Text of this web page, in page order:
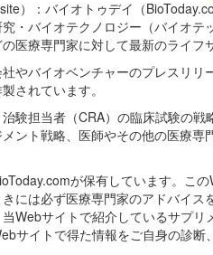
）：バイオトゥデイ（
・バイオテクノロジー（バイオ
医療専門家に対して最新のライ
やバイオベンチャーのプレスリ
されています。
験担当者（CRA）の臨床試験の
ント戦略、医師やその他の医療
が保有しています。こ
には必ず医療専門家のアドバイ
Webサイトで紹介しているサプ
サイトで得た情報をご自身の診